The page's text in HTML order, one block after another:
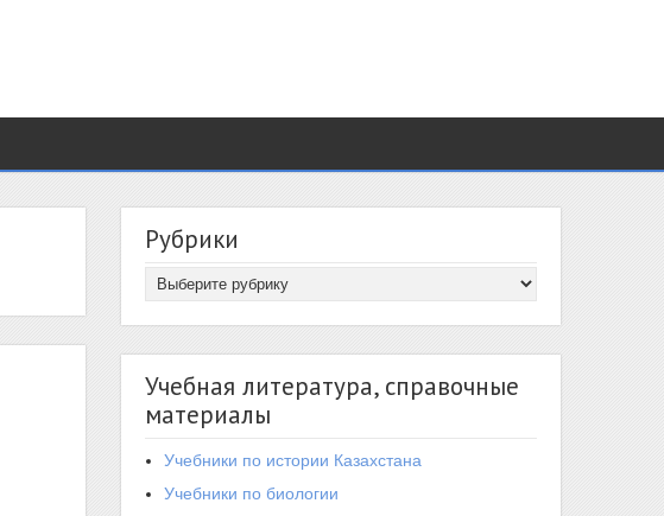
Рубрики
Учебная литература, справочные
материалы
Учебники по истории Казахстана
Учебники по биологии